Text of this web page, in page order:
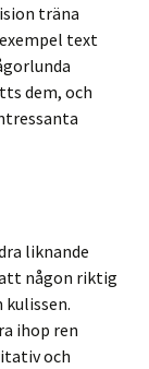
träna
text
dem, och
liknande
någon riktig
ihop ren
och